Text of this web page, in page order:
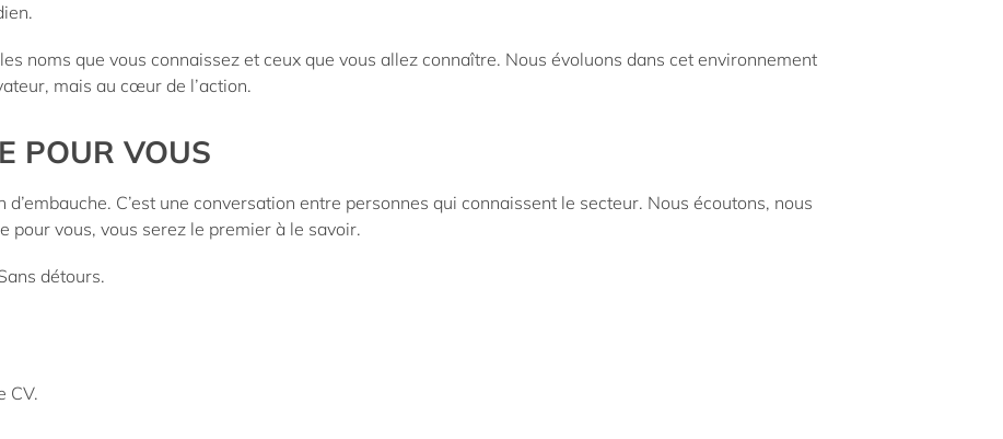
noms que vous connaissez et ceux que vous allez connaître. Nous évoluons dans cet environnement
mais au cœur de l’action.
POUR VOUS
d’embauche. C’est une conversation entre personnes qui connaissent le secteur. Nous écoutons, nous
pour vous, vous serez le premier à le savoir.
détours.
CV.